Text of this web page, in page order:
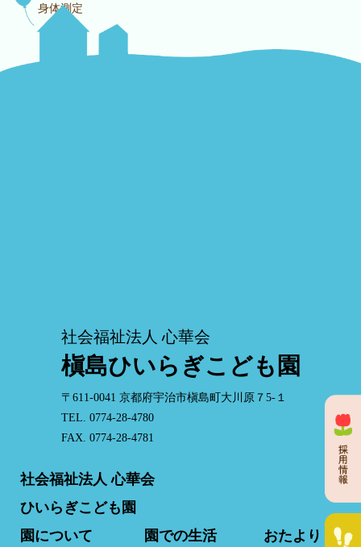
身体測定
社会福祉法人 心華会
槇島ひいらぎこども園
〒611-0041 京都府宇治市槇島町大川原７5-１
TEL. 0774-28-4780
FAX. 0774-28-4781
社会福祉法人 心華会
ひいらぎこども園
園について
園での生活 おたより